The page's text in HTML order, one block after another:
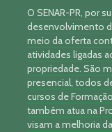
O SENAR-PR, por
desenvolvimento
meio da oferta
atividades ligadas
propriedade. São
presencial, todos
cursos de
também atua na
visam a melhoria